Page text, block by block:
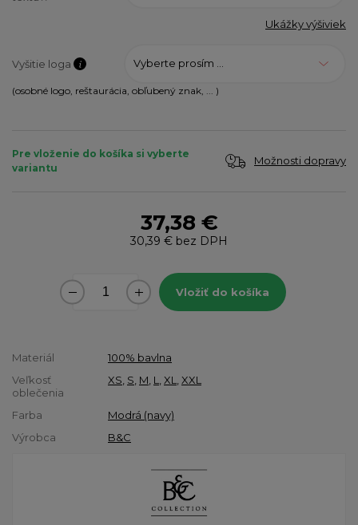
Ukážky výšiviek
Vyšitie loga Vyberte prosím ...
(osobné logo, reštaurácia, obľubený znak, ... )
Pre vloženie do košíka si vyberte
variantu
Možnosti dopravy
37,38 €
30,39 € bez DPH
Vložiť do košíka
Materiál
100% bavlna
Veľkosť
oblečenia
XS S M L XL XXL
Farba
Modrá (navy)
Výrobca
B&C